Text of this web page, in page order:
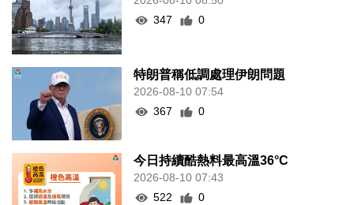
347
0
特朗普稱低調處理伊朗問題
2026-08-10 07:54
367
0
今日持續酷熱料最高溫36°C
2026-08-10 07:43
522
0